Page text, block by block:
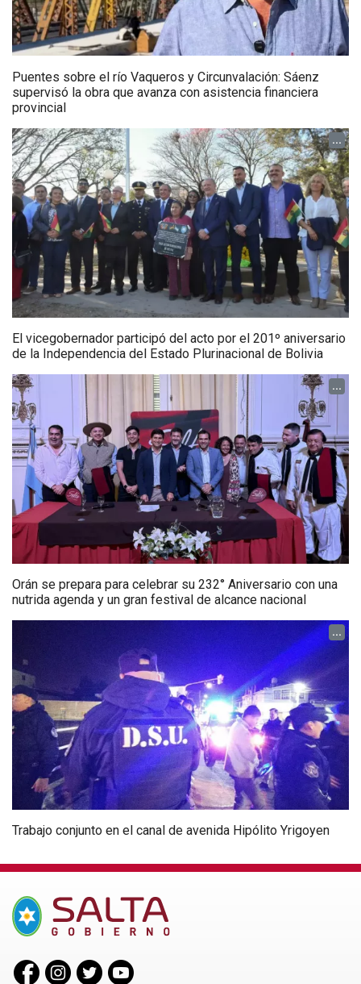
Puentes sobre el río Vaqueros y Circunvalación: Sáenz
supervisó la obra que avanza con asistencia financiera
provincial
...
El vicegobernador participó del acto por el 201º aniversario
de la Independencia del Estado Plurinacional de Bolivia
...
Orán se prepara para celebrar su 232° Aniversario con una
nutrida agenda y un gran festival de alcance nacional
...
Trabajo conjunto en el canal de avenida Hipólito Yrigoyen